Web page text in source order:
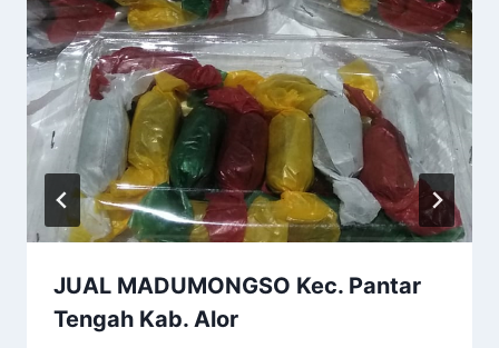
JUAL MADUMONGSO Kec. Pantar
Tengah Kab. Alor